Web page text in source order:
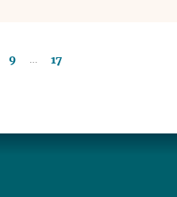
9 17